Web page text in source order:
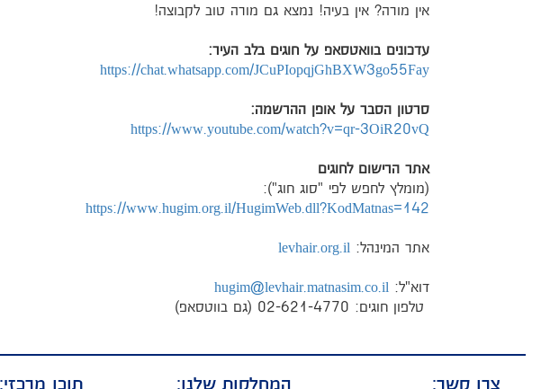
אין מורה? אין בעיה! נמצא גם מורה טוב לקבוצה!
עדכונים בוואטסאפ על חוגים בלב העיר:
https://chat.whatsapp.com/JCuPIopqjGhBXW3go55Fay
סרטון הסבר על אופן ההרשמה:
https://www.youtube.com/watch?v=qr-3OiR20vQ
אתר הרישום לחוגים
(מומלץ לחפש לפי "סוג חוג"):
https://www.hugim.org.il/HugimWeb.dll?KodMatnas=142
אתר המינהל:levhair.org.il
דוא"ל:hugim@levhair.matnasim.co.il
טלפון חוגים: 02-621-4770 (גם בווטסאפ)
צרו קשר: המחלקות שלנו: תוכן מרכזי: